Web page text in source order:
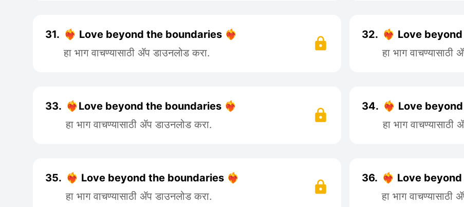
31. ❤️‍🔥 Love beyond the boundaries ❤️‍🔥
हा भाग वाचण्यासाठी ॲप डाउनलोड करा.
32. ❤️‍🔥 Love
हा भाग वाचण्यासाठी
33. ❤️‍🔥Love beyond the boundaries ❤️‍🔥
हा भाग वाचण्यासाठी ॲप डाउनलोड करा.
34. ❤️‍🔥 Love
हा भाग
35. ❤️‍🔥 Love beyond the boundaries ❤️‍🔥
हा भाग वाचण्यासाठी ॲप डाउनलोड करा.
36. ❤️‍🔥 Love
हा भाग वाचण्यासाठी